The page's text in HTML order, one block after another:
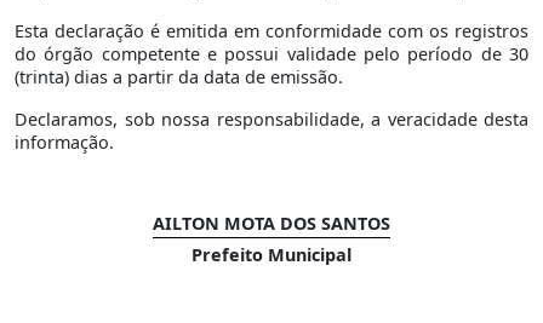
Esta declaração é emitida em conformidade com os registros
do órgão competente e possui validade pelo período de 30
(trinta) dias a partir da data de emissão.
Declaramos, sob nossa responsabilidade, a veracidade desta
informação.
AILTON MOTA DOS SANTOS
Prefeito Municipal